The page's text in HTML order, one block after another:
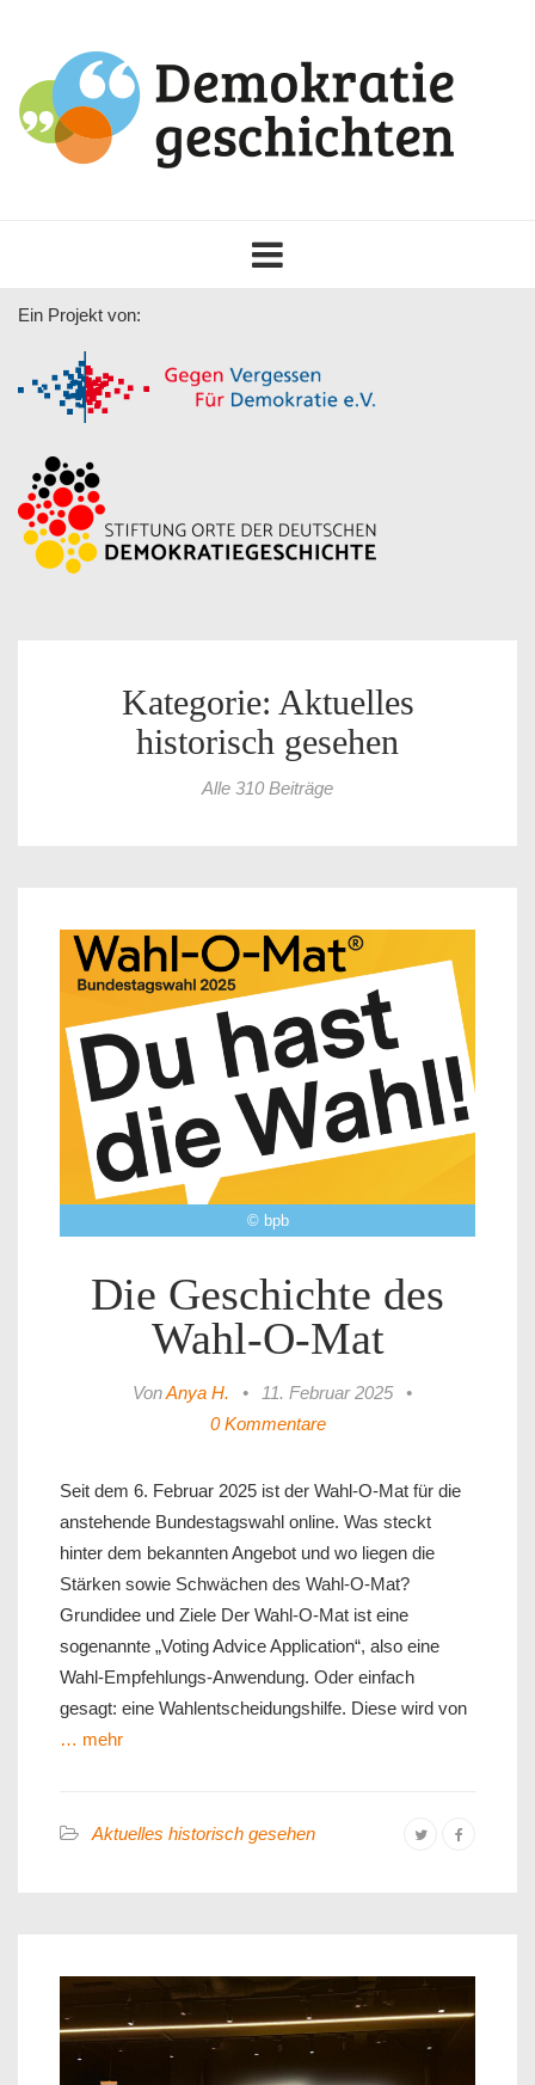
navigation
Ein Projekt von:
Kategorie: Aktuelles
historisch gesehen
Alle 310 Beiträge
© bpb
Die Geschichte des
Wahl-O-Mat
VonAnya H. • 11. Februar 2025
•
0 Kommentare
Seit dem 6. Februar 2025 ist der Wahl-O-Mat für die
anstehende Bundestagswahl online. Was steckt
hinter dem bekannten Angebot und wo liegen die
Stärken sowie Schwächen des Wahl-O-Mat?
Grundidee und Ziele Der Wahl-O-Mat ist eine
sogenannte „Voting Advice Application“, also eine
Wahl-Empfehlungs-Anwendung. Oder einfach
gesagt: eine Wahlentscheidungshilfe. Diese wird von
… mehr
Aktuelles historisch gesehen